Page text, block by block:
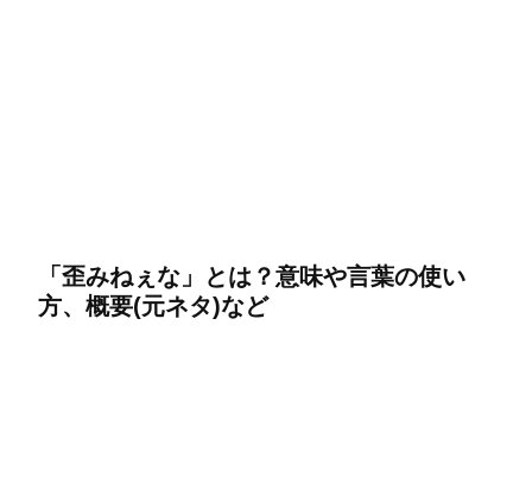
「歪みねぇな」とは？意味や言葉の使い
方、概要(元ネタ)など